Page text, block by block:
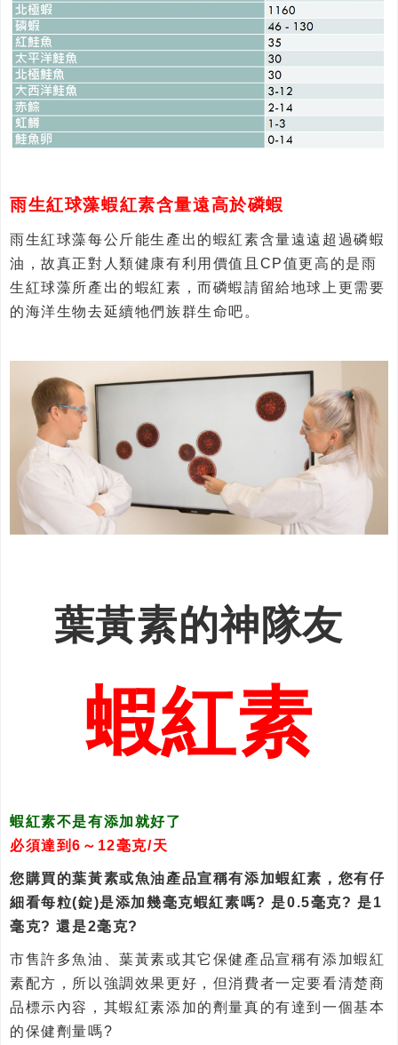
雨生紅球藻蝦紅素含量遠高於磷蝦
雨生紅球藻每公斤能生產出的蝦紅素含量遠遠超過磷蝦
油，故真正對人類健康有利用價值且CP值更高的是雨
生紅球藻所產出的蝦紅素，而磷蝦請留給地球上更需要
的海洋生物去延續牠們族群生命吧。
葉黃素的神隊友
蝦紅素
蝦紅素不是有添加就好了
必須達到6～12毫克/天
您購買的葉黃素或魚油產品宣稱有添加蝦紅素，您有仔
細看每粒(錠)是添加幾毫克蝦紅素嗎? 是0.5毫克? 是1
毫克? 還是2毫克?
市售許多魚油、葉黃素或其它保健產品宣稱有添加蝦紅
素配方，所以強調效果更好，但消費者一定要看清楚商
品標示內容，其蝦紅素添加的劑量真的有達到一個基本
的保健劑量嗎?